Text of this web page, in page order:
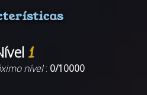
1
nível: 0/10000